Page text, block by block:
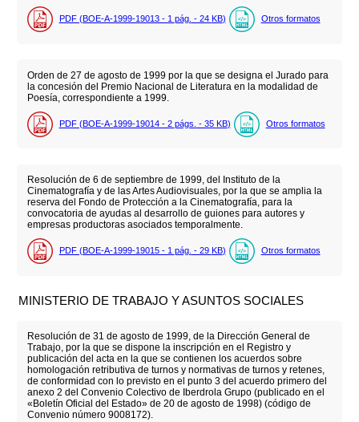
PDF (BOE-A-1999-19013 - 1 pág. - 24 KB) Otros formatos
Orden de 27 de agosto de 1999 por la que se designa el Jurado para
la concesión del Premio Nacional de Literatura en la modalidad de
Poesía, correspondiente a 1999.
PDF (BOE-A-1999-19014 - 2 págs. - 35 KB) Otros formatos
Resolución de 6 de septiembre de 1999, del Instituto de la
Cinematografía y de las Artes Audiovisuales, por la que se amplia la
reserva del Fondo de Protección a la Cinematografía, para la
convocatoria de ayudas al desarrollo de guiones para autores y
empresas productoras asociados temporalmente.
PDF (BOE-A-1999-19015 - 1 pág. - 29 KB) Otros formatos
MINISTERIO DE TRABAJO Y ASUNTOS SOCIALES
Resolución de 31 de agosto de 1999, de la Dirección General de
Trabajo, por la que se dispone la inscripción en el Registro y
publicación del acta en la que se contienen los acuerdos sobre
homologación retributiva de turnos y normativas de turnos y retenes,
de conformidad con lo previsto en el punto 3 del acuerdo primero del
anexo 2 del Convenio Colectivo de Iberdrola Grupo (publicado en el
«Boletín Oficial del Estado» de 20 de agosto de 1998) (código de
Convenio número 9008172).